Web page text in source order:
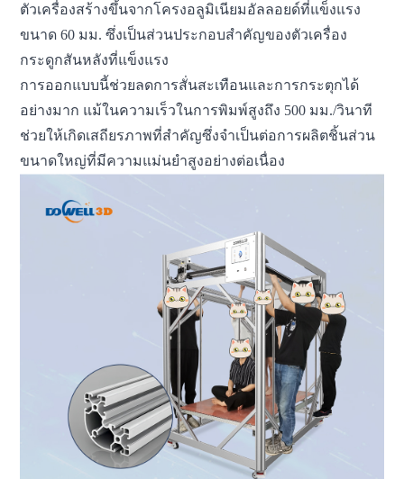
ตัวเครื่องสร้างขึ้นจากโครงอลูมิเนียมอัลลอยด์ที่แข็งแรง
ขนาด 60 มม. ซึ่งเป็นส่วนประกอบสำคัญของตัวเครื่อง
กระดูกสันหลังที่แข็งแรง
การออกแบบนี้ช่วยลดการสั่นสะเทือนและการกระตุกได้
อย่างมาก แม้ในความเร็วในการพิมพ์สูงถึง 500 มม./วินาที
ช่วยให้เกิดเสถียรภาพที่สำคัญซึ่งจำเป็นต่อการผลิตชิ้นส่วน
ขนาดใหญ่ที่มีความแม่นยำสูงอย่างต่อเนื่อง